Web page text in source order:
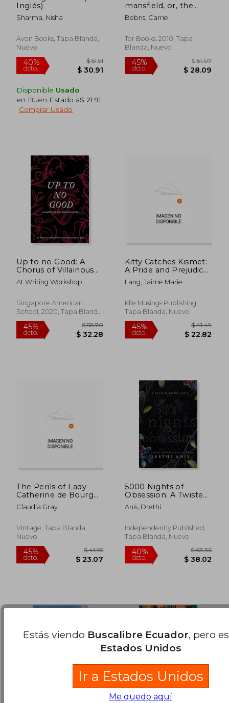
40%
dcto. $ 20.03
40%
Inglés)
Sharma, Nisha
Avon Books, Tapa Blanda,
Nuevo
dcto. $ 30.91
Disponible Usado
en Buen Estado a$ 21.91
Comprar Usado
mansfield, or, the
crawford affair (en
Inglés)
Bebris, Carrie
Tor Books, 2010, Tapa
Blanda, Nuevo
dcto.
Up to no Good: A
Chorus of Villainous
Voices: A Chorus of
Villainous Voices: (en
At Writing Workshop
Singapore American
School, 2020, Tapa Blanda,
Nuevo
Kitty Catches Kismet:
A Pride and Prejudice
Variation (en Inglés)
Lang, Jaime Marie
Idle Musings Publishing,
Tapa Blanda, Nuevo
The Perils of Lady
Catherine de Bourgh
(en Inglés)
Claudia Gray
Vintage, Tapa Blanda,
Nuevo
5000 Nights of
Obsession: A Twisted
Gatsby Story (en
Inglés)
Anis, Drethi
Independently Published,
Tapa Blanda, Nuevo
Estás viendo Buscalibre Ecuador, pero
Estados Unidos
Ir a Estados Unidos
Me quedo aquí